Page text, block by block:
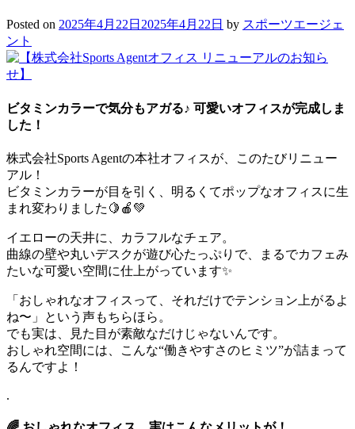
ア
プ
か
た
一
歩！
room」
OPEN
Posted on 2025年4月22日 2025年4月22日 by スポーツエージェ
ント
ビタミンカラーで気分もアガる♪ 可愛いオフィスが完成しま
した！
株式会社Sports Agentの本社オフィスが、このたびリニュー
アル！
ビタミンカラーが目を引く、明るくてポップなオフィスに生
まれ変わりました🍋🍎💚
イエローの天井に、カラフルなチェア。
曲線の壁や丸いデスクが遊び心たっぷりで、まるでカフェみ
たいな可愛い空間に仕上がっています✨
「おしゃれなオフィスって、それだけでテンション上がるよ
ね〜」という声もちらほら。
でも実は、見た目が素敵なだけじゃないんです。
おしゃれ空間には、こんな“働きやすさのヒミツ”が詰まって
るんですよ！
.